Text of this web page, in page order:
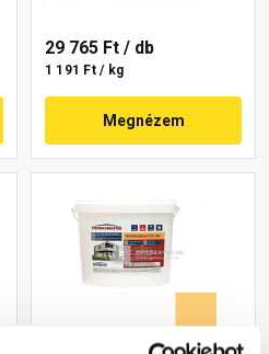
29 765 Ft / db
1 191 Ft / kg
Megnézem